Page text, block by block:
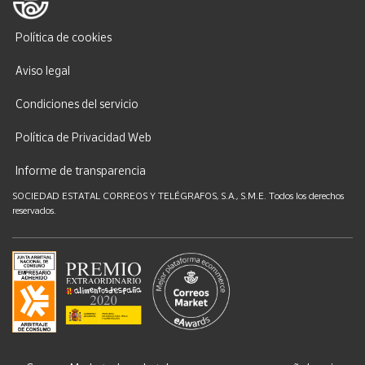
Política de cookies
Aviso legal
Condiciones del servicio
Política de Privacidad Web
Informe de transparencia
SOCIEDAD ESTATAL CORREOS Y TELÉGRAFOS, S.A., S.M.E. Todos los derechos
reservados.